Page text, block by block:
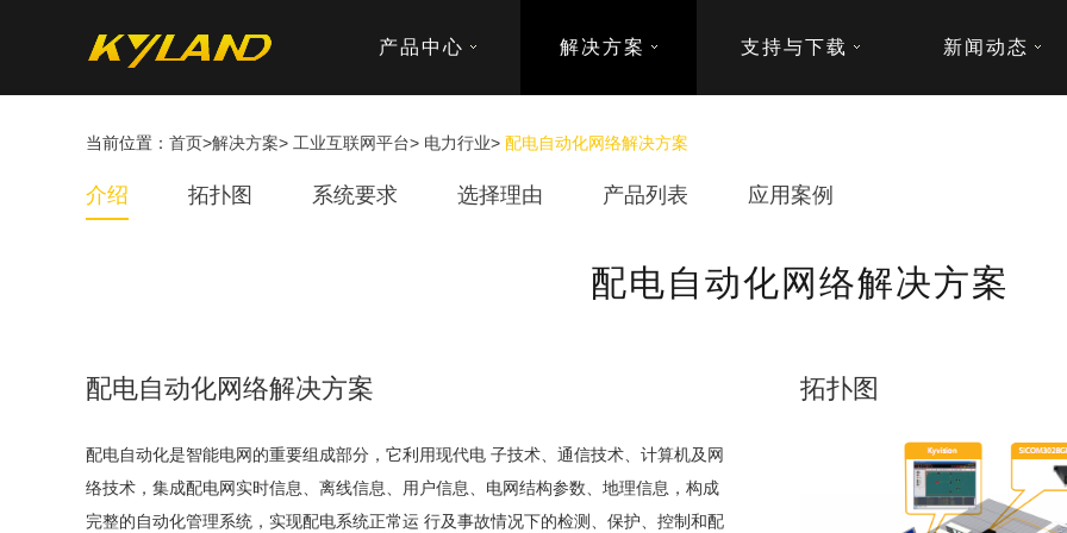
产品中心 解决方案 支持与下载 新闻动态
当前位置： 首页>解决方案> 工业互联网平台> 电力行业> 配电自动化网络解决方案
介绍 拓扑图 系统要求 选择理由 产品列表 应用案例
配电自动化网络解决方案
配电自动化网络解决方案
配电自动化是智能电网的重要组成部分，它利用现代电 子技术、通信技术、计算机及网
络技术，集成配电网实时信息、离线信息、用户信息、电网结构参数、地理信息，构成
完整的自动化管理系统，实现配电系统正常运 行及事故情况下的检测、保护、控制和配
拓扑图